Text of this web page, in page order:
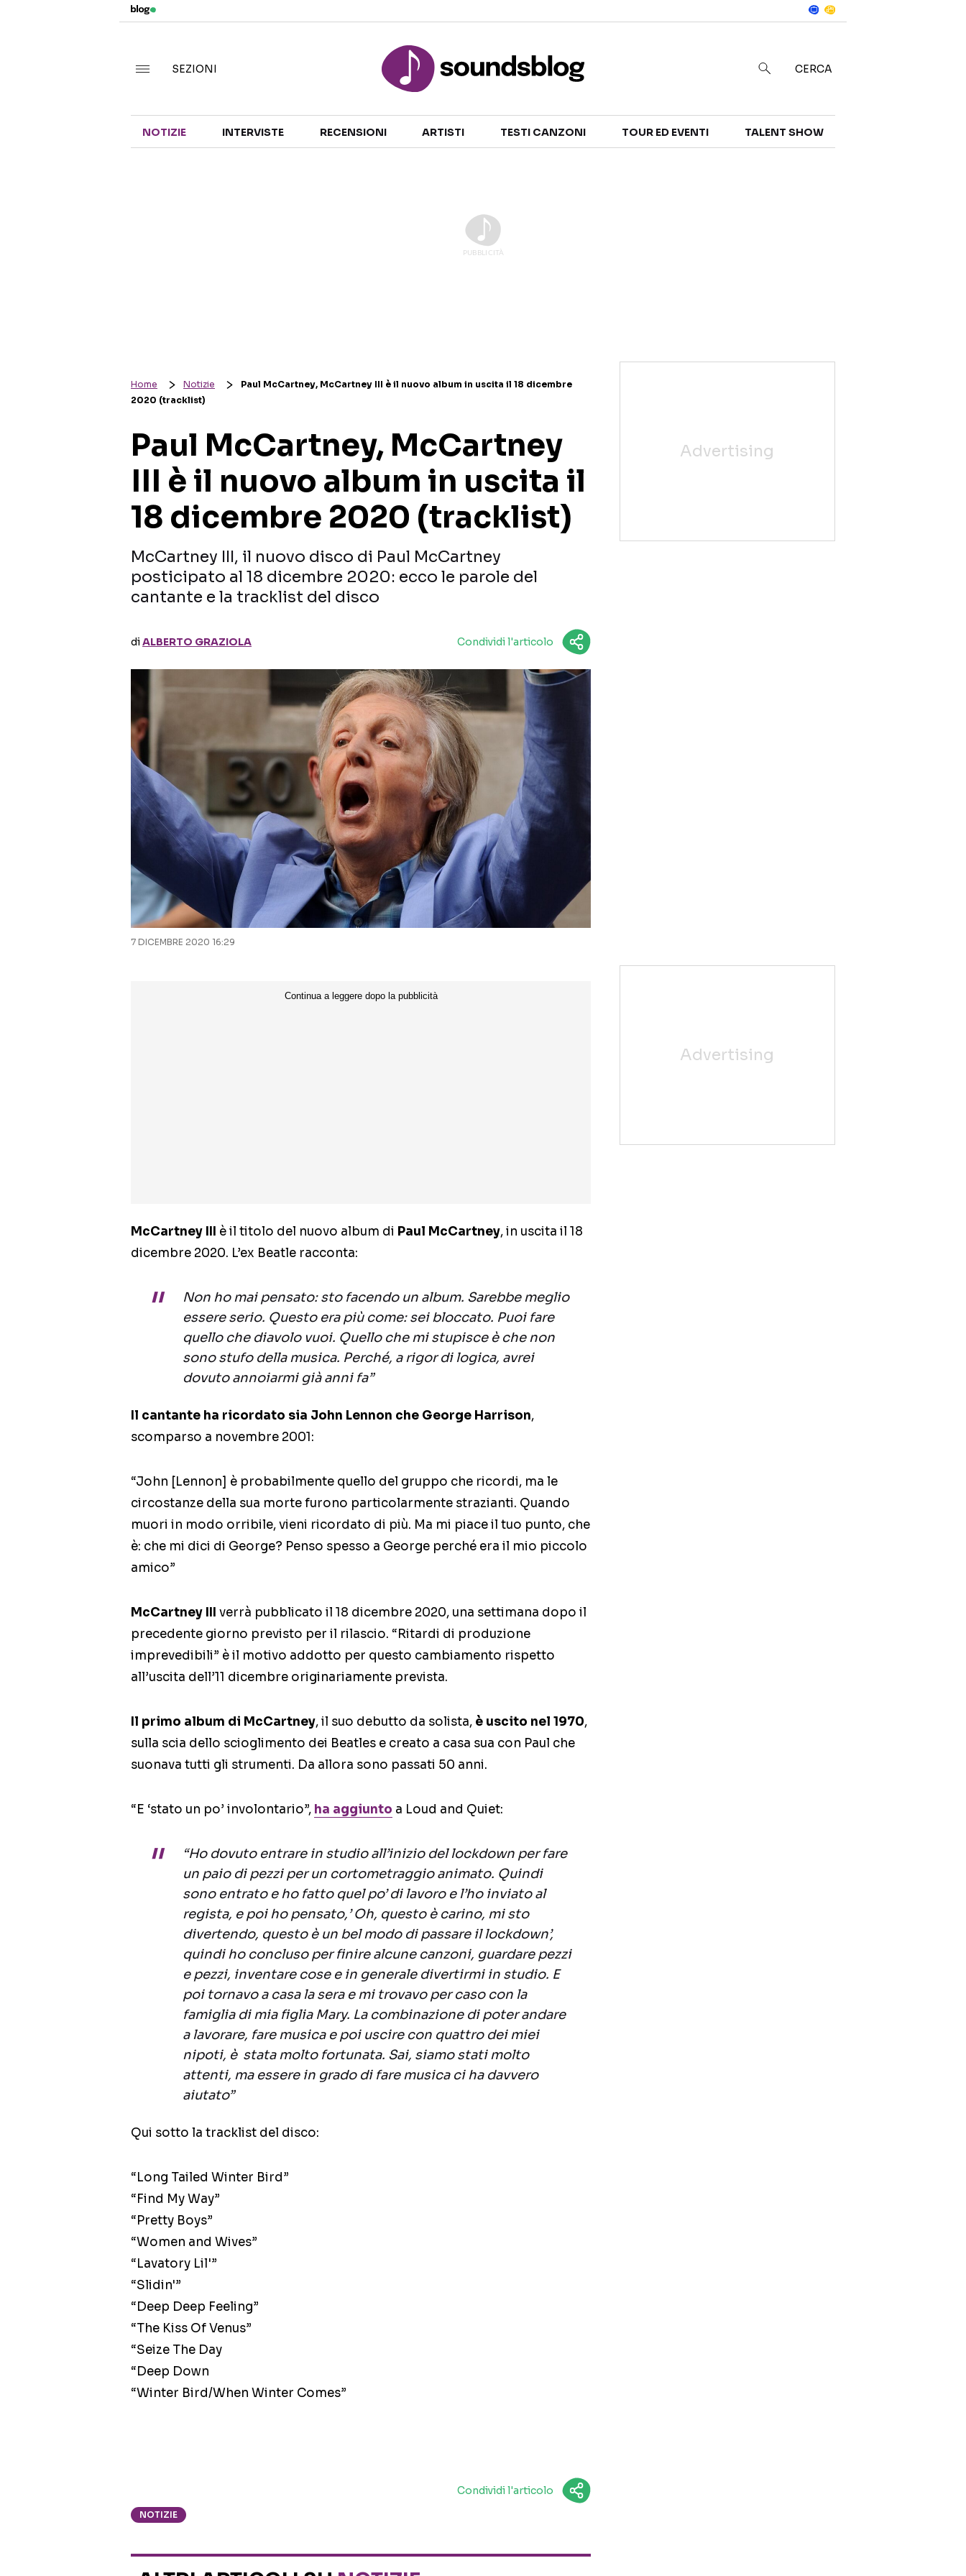
TALENT SHOW
SEZIONI CERCA
NOTIZIE INTERVISTE RECENSIONI ARTISTI TESTI CANZONI TOUR ED EVENTI TALENT SHOW
Home Notizie
Paul McCartney, McCartney III è il nuovo album in uscita il 18 dicembre
2020 (tracklist)
Paul McCartney, McCartney
III è il nuovo album in uscita il
18 dicembre 2020 (tracklist)
McCartney III, il nuovo disco di Paul McCartney
posticipato al 18 dicembre 2020: ecco le parole del
cantante e la tracklist del disco
diALBERTO GRAZIOLA Condividi l'articolo
7 DICEMBRE 2020 16:29
McCartney III è il titolo del nuovo album di Paul McCartney, in uscita il 18
dicembre 2020. L’ex Beatle racconta:
Non ho mai pensato: sto facendo un album. Sarebbe meglio
essere serio. Questo era più come: sei bloccato. Puoi fare
quello che diavolo vuoi. Quello che mi stupisce è che non
sono stufo della musica. Perché, a rigor di logica, avrei
dovuto annoiarmi già anni fa”
Il cantante ha ricordato sia John Lennon che George Harrison,
scomparso a novembre 2001:
“John [Lennon] è probabilmente quello del gruppo che ricordi, ma le
circostanze della sua morte furono particolarmente strazianti. Quando
muori in modo orribile, vieni ricordato di più. Ma mi piace il tuo punto, che
è: che mi dici di George? Penso spesso a George perché era il mio piccolo
amico”
McCartney III verrà pubblicato il 18 dicembre 2020, una settimana dopo il
precedente giorno previsto per il rilascio. “Ritardi di produzione
imprevedibili” è il motivo addotto per questo cambiamento rispetto
all’uscita dell’11 dicembre originariamente prevista.
Il primo album di McCartney, il suo debutto da solista, è uscito nel 1970,
sulla scia dello scioglimento dei Beatles e creato a casa sua con Paul che
suonava tutti gli strumenti. Da allora sono passati 50 anni.
“E ‘stato un po’ involontario”, ha aggiunto a Loud and Quiet:
“Ho dovuto entrare in studio all’inizio del lockdown per fare
un paio di pezzi per un cortometraggio animato. Quindi
sono entrato e ho fatto quel po’ di lavoro e l’ho inviato al
regista, e poi ho pensato,’ Oh, questo è carino, mi sto
divertendo, questo è un bel modo di passare il lockdown’,
quindi ho concluso per finire alcune canzoni, guardare pezzi
e pezzi, inventare cose e in generale divertirmi in studio. E
poi tornavo a casa la sera e mi trovavo per caso con la
famiglia di mia figlia Mary. La combinazione di poter andare
a lavorare, fare musica e poi uscire con quattro dei miei
nipoti, è stata molto fortunata. Sai, siamo stati molto
attenti, ma essere in grado di fare musica ci ha davvero
aiutato”
Qui sotto la tracklist del disco:
“Long Tailed Winter Bird”
“Find My Way”
“Pretty Boys”
“Women and Wives”
“Lavatory Lil'”
“Slidin'”
“Deep Deep Feeling”
“The Kiss Of Venus”
“Seize The Day
“Deep Down
“Winter Bird/When Winter Comes”
Condividi l'articolo
NOTIZIE